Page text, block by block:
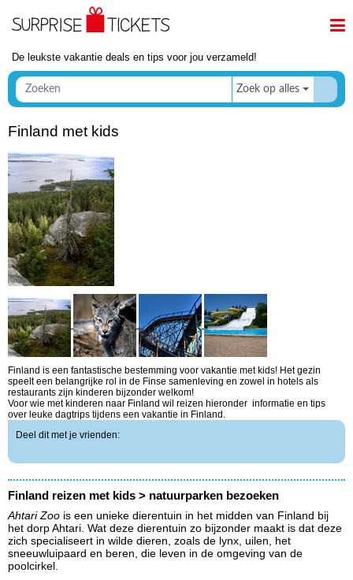
De leukste vakantie deals en tips voor jou verzameld!
Zoek op alles
Finland met kids
Finland is een fantastische bestemming voor vakantie met kids! Het gezin
speelt een belangrijke rol in de Finse samenleving en zowel in hotels als
restaurants zijn kinderen bijzonder welkom!
Voor wie met kinderen naar Finland wil reizen hieronder informatie en tips
over leuke dagtrips tijdens een vakantie in Finland.
Deel dit met je vrienden:
Finland reizen met kids > natuurparken bezoeken
Ahtari Zoo is een unieke dierentuin in het midden van Finland bij
het dorp Ahtari. Wat deze dierentuin zo bijzonder maakt is dat deze
zich specialiseert in wilde dieren, zoals de lynx, uilen, het
sneeuwluipaard en beren, die leven in de omgeving van de
poolcirkel.